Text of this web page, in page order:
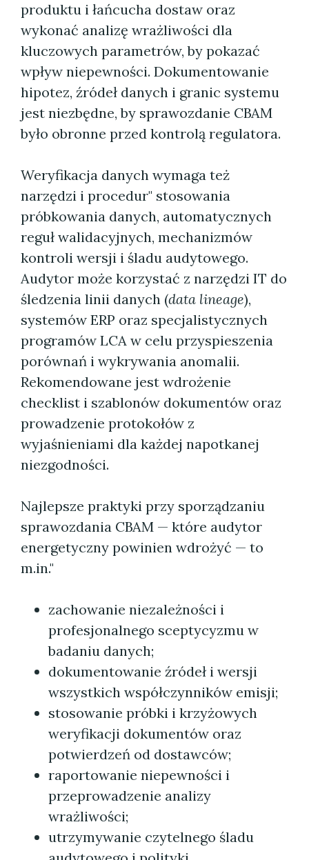
produktu i łańcucha dostaw oraz
wykonać analizę wrażliwości dla
kluczowych parametrów, by pokazać
wpływ niepewności. Dokumentowanie
hipotez, źródeł danych i granic systemu
jest niezbędne, by sprawozdanie CBAM
było obronne przed kontrolą regulatora.
Weryfikacja danych wymaga też
narzędzi i procedur" stosowania
próbkowania danych, automatycznych
reguł walidacyjnych, mechanizmów
kontroli wersji i śladu audytowego.
Audytor może korzystać z narzędzi IT do
śledzenia linii danych (data lineage),
systemów ERP oraz specjalistycznych
programów LCA w celu przyspieszenia
porównań i wykrywania anomalii.
Rekomendowane jest wdrożenie
checklist i szablonów dokumentów oraz
prowadzenie protokołów z
wyjaśnieniami dla każdej napotkanej
niezgodności.
Najlepsze praktyki przy sporządzaniu
sprawozdania CBAM — które audytor
energetyczny powinien wdrożyć — to
m.in."
zachowanie niezależności i
profesjonalnego sceptycyzmu w
badaniu danych;
dokumentowanie źródeł i wersji
wszystkich współczynników emisji;
stosowanie próbki i krzyżowych
weryfikacji dokumentów oraz
potwierdzeń od dostawców;
raportowanie niepewności i
przeprowadzenie analizy
wrażliwości;
utrzymywanie czytelnego śladu